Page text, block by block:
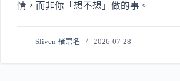
情，而非你「想不想」做的事。
Sliven 褚崇名 2026-07-28